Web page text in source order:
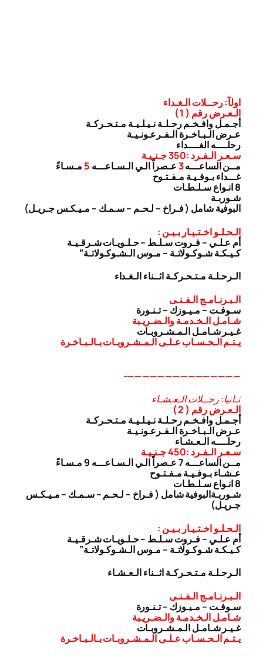
اولآ: رحــلات الـغـداء
الـعـرض رقم ( 1 )
أجـمـل وافـخـم رحـلـة نـيـلـيـة مـتـحـركـة
عـرض الـبـاخـرة الـفـرعـونـيـة
رحلــــه الغــــداء
سـعـر الـفـرد :350 جـنـيـة
مــن الساعـــه3عـصراً الـي الـسـاعـــه 5 مـسـاءً
غـــداء بـوفـيـة مـفـتـوح
8 انـواع سـلـطـات
شـوربـة
البوفية شامل ( فـراخ – لـحـم – سـمـك – مـيـكـس جـريـل)
الـحـلـو اخـتـيـار بـيـن :
أم عـلـي – فـروت سـلـط – حـلـويـات شـرقـيـة
كـيـكـة شـوكـولاتـة – مـوس الـشـوكـولاتـة”
الـرحـلـة مـتـحـركـة اثــناء الـغـداء
الـبـرنـامـج الـفـنـى
سـوفـت – مـيـوزك – تـنـورة
شـامـل الـخـدمـة والـضـريـبة
غـيـر شـامـل الـمـشـروبـات
يـتـم الـحـسـاب عـلـى الـمـشـروبـات بـالـبـاخـرة
———————————————-
ثـانيا: رحــلات الـعـشـاء
الـعـرض رقم ( 2 )
أجـمـل وافـخـم رحـلـة نـيـلـيـة مـتـحـركـة
عـرض الـبـاخـرة الـفـرعـونـيـة
رحلــــه الـعـشـاء
سـعـر الـفـرد :450 جـنـيـة
مــن الساعـــه 7 عـصراً الـي الـسـاعـــه 9 مـسـاءً
عـشـاء بـوفـيـة مـفـتـوح
8 انـواع سـلـطـات
شـوربـةالبوفية شامل ( فـراخ – لـحـم – سـمـك – مـيـكـس
جـريـل)
الـحـلـو اخـتـيـار بـيـن :
أم عـلـي – فـروت سـلـط – حـلـويـات شـرقـيـة
كـيـكـة شـوكـولاتـة – مـوس الـشـوكـولاتـة”
الـرحـلـة مـتـحـركـة اثــناء الـعـشـاء
الـبـرنـامـج الـفـنـى
سـوفـت – مـيـوزك – تـنـورة
شـامـل الـخـدمـة والـضـريـبة
غـيـر شـامـل الـمـشـروبـات
يـتـم الـحـسـاب عـلـى الـمـشـروبـات بـالـبـاخـرة